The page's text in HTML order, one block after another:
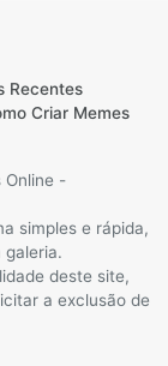
Recentes
Criar Memes
Online -
simples e rápida,
galeria.
deste site,
a exclusão de